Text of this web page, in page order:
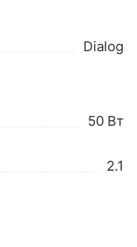
Dialog
50 Вт
2.1